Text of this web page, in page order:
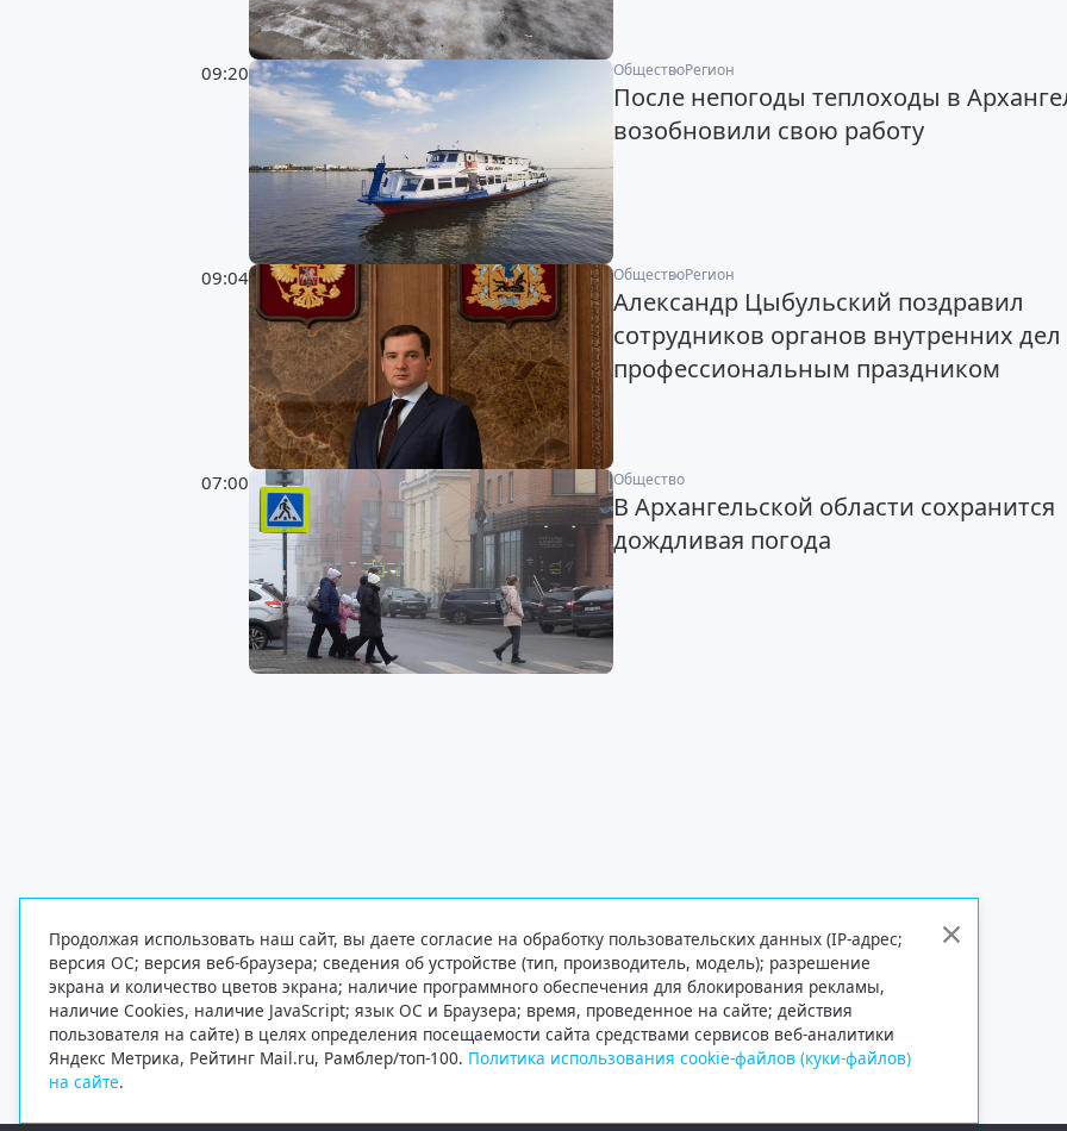
09:20 ОбществоРегион
После непогоды теплоходы в
возобновили свою работу
09:04 ОбществоРегион
Александр Цыбульский поздравил
сотрудников органов внутренних дел
профессиональным праздником
07:00 Общество
В Архангельской области сохранится
дождливая погода
Продолжая использовать наш сайт, вы даете согласие на обработку пользовательских данных (IP-адрес;
версия ОС; версия веб-браузера; сведения об устройстве (тип, производитель, модель); разрешение
экрана и количество цветов экрана; наличие программного обеспечения для блокирования рекламы,
наличие Cookies, наличие JavaScript; язык ОС и Браузера; время, проведенное на сайте; действия
пользователя на сайте) в целях определения посещаемости сайта средствами сервисов веб-аналитики
Яндекс Метрика, Рейтинг Mail.ru, Рамблер/топ-100. Политика использования cookie-файлов (куки-файлов)
на сайте.